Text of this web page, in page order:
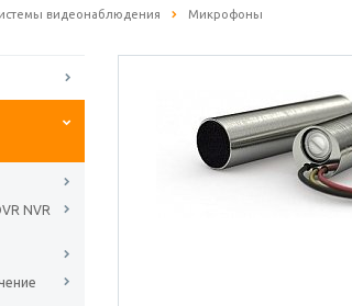
видеонаблюдения Микрофоны
NVR